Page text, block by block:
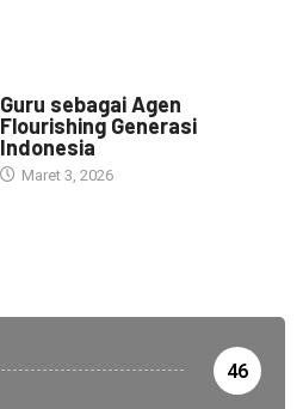
Guru sebagai Agen
Flourishing Generasi
Indonesia
Maret 3, 2026
46